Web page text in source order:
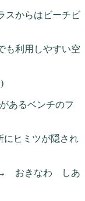
スからはビーチビ
も利用しやすい空
あるベンチのフ
ヒミツが隠され
おきなわ しあ